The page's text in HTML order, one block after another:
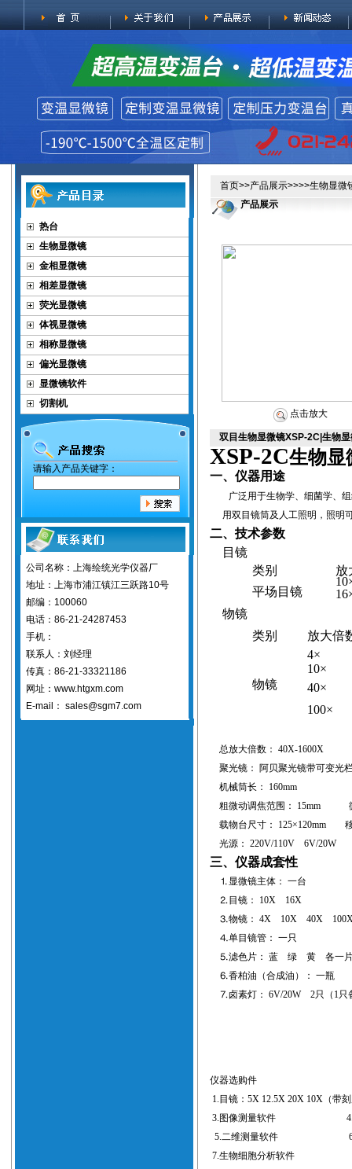
热台
生物显微镜
金相显微镜
相差显微镜
荧光显微镜
体视显微镜
相称显微镜
偏光显微镜
显微镜软件
切割机
请输入产品关键字：
公司名称：上海绘统光学仪器厂
地址：上海市浦江镇江三跃路10号
邮编：100060
电话：86-21-24287453
手机：
联系人：刘经理
传真：86-21-33321186
网址：www.htgxm.com
E-mail： sales@sgm7.com
首页>>产品展示>>>>生物显微
产品展示
点击放大
双目生物显微镜XSP-2C|生物
XSP-2C生物显
一、仪器用途
广泛用于生物学、细菌学、
用双目镜筒及人工照明，照明
二、技术参数
目镜
类别
放
平场目镜
物镜
类别
放大倍
物镜
4×
10×
40×
100×
总放大倍数： 40X-1600X
聚光镜： 阿贝聚光镜带可变
机械筒长： 160mm
粗微动调焦范围： 15mm 微
载物台尺寸： 125×120mm 移
光源： 220V/110V 6V/20W
三、仪器成套性
⒈显微镜主体： 一台
⒉目镜： 10X 16X
⒊物镜： 4X 10X 40X 100X
⒋单目镜管： 一只
⒌滤色片： 蓝 绿 黄 各一
⒍香柏油（合成油）： 一瓶
⒎卤素灯： 6V/20W 2只（1
仪器选购件
1. 目镜： 5X 12.5X 20X 10X（带
3. 图像测量软件
5.二维测量软件
7.生物细胞分析软件